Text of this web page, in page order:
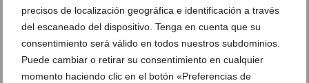
precisos de localización geográfica e identificación a través
del escaneado del dispositivo. Tenga en cuenta que su
consentimiento será válido en todos nuestros subdominios.
Puede cambiar o retirar su consentimiento en cualquier
momento haciendo clic en el botón «Preferencias de
18 de julio de 2014